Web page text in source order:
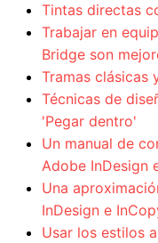
Tintas directas
Trabajar en
Bridge son
Tramas clásicas
Técnicas de
'Pegar dentro'
Un manual de
Adobe InDesign
Una
InDesign e
Usar los estilos